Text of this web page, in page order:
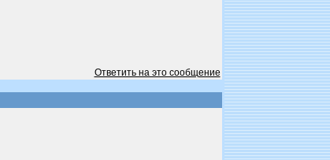
Ответить на это сообщение